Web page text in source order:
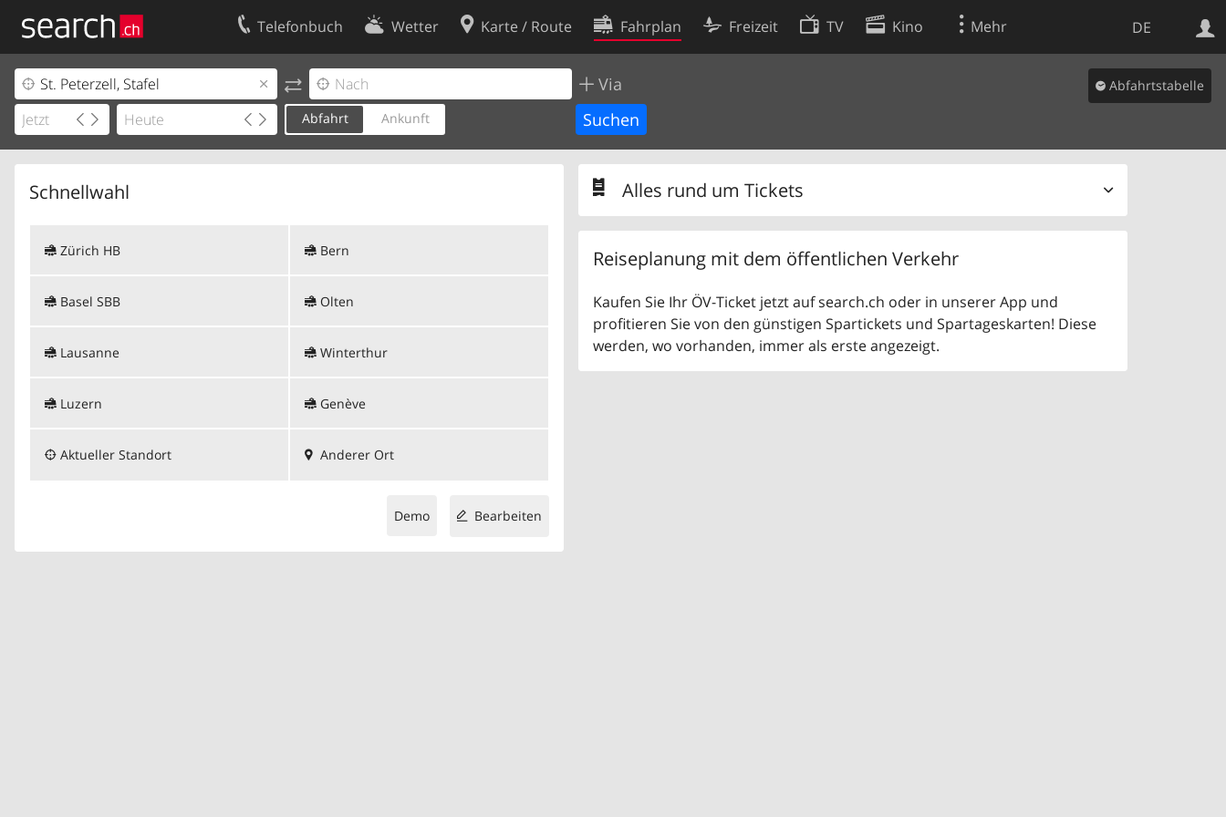
DE
Telefonbuch Wetter Karte / Route Fahrplan Freizeit TV Kino Mehr
Via
Abfahrt Ankunft
Abfahrtstabelle
Schnellwahl
Zürich HB
Basel SBB
Lausanne
Luzern
Bern
Olten
Winterthur
Genève
Aktueller Standort Anderer Ort
Bearbeiten
Demo
Alles rund um Tickets
Reiseplanung mit dem öffentlichen Verkehr
Kaufen Sie Ihr ÖV-Ticket jetzt auf search.ch oder in unserer App und
profitieren Sie von den günstigen Spartickets und Spartageskarten! Diese
werden, wo vorhanden, immer als erste angezeigt.
Ihr Eintrag
Kundencenter Geschäftskunden
Kontakt
Nutzungsbedingungen
Cookie-Einstellungen